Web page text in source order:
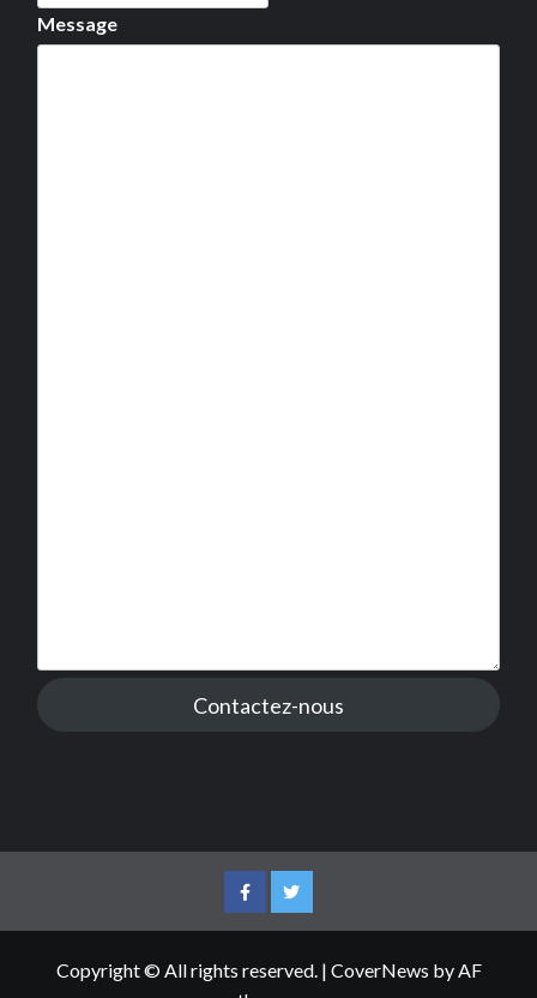
Message
Contactez-nous
FacebookTwitter
Copyright © All rights reserved. | CoverNews by AF